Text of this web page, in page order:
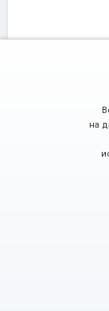
на